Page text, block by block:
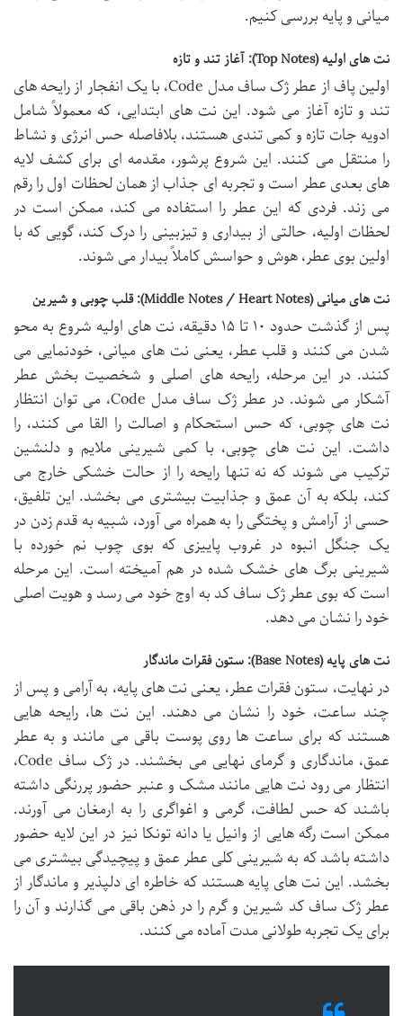
میانی و پایه بررسی کنیم.
نت های اولیه (Top Notes): آغاز تند و تازه
اولین پاف از عطر ژک ساف مدل Code، با یک انفجار از رایحه های
تند و تازه آغاز می شود. این نت های ابتدایی، که معمولاً شامل
ادویه جات تازه و کمی تندی هستند، بلافاصله حس انرژی و نشاط
را منتقل می کنند. این شروع پرشور، مقدمه ای برای کشف لایه
های بعدی عطر است و تجربه ای جذاب از همان لحظات اول را رقم
می زند. فردی که این عطر را استفاده می کند، ممکن است در
لحظات اولیه، حالتی از بیداری و تیزبینی را درک کند، گویی که با
اولین بوی عطر، هوش و حواسش کاملاً بیدار می شوند.
نت های میانی (Middle Notes / Heart Notes): قلب چوبی و شیرین
پس از گذشت حدود ۱۰ تا ۱۵ دقیقه، نت های اولیه شروع به محو
شدن می کنند و قلب عطر، یعنی نت های میانی، خودنمایی می
کنند. در این مرحله، رایحه های اصلی و شخصیت بخش عطر
آشکار می شوند. در عطر ژک ساف مدل Code، می توان انتظار
نت های چوبی، که حس استحکام و اصالت را القا می کنند، را
داشت. این نت های چوبی، با کمی شیرینی ملایم و دلنشین
ترکیب می شوند که نه تنها رایحه را از حالت خشکی خارج می
کند، بلکه به آن عمق و جذابیت بیشتری می بخشد. این تلفیق،
حسی از آرامش و پختگی را به همراه می آورد، شبیه به قدم زدن در
یک جنگل انبوه در غروب پاییزی که بوی چوب نم خورده با
شیرینی برگ های خشک شده در هم آمیخته است. این مرحله
است که بوی عطر ژک ساف کد به اوج خود می رسد و هویت اصلی
خود را نشان می دهد.
نت های پایه (Base Notes): ستون فقرات ماندگار
در نهایت، ستون فقرات عطر، یعنی نت های پایه، به آرامی و پس از
چند ساعت، خود را نشان می دهند. این نت ها، رایحه هایی
هستند که برای ساعت ها روی پوست باقی می مانند و به عطر
عمق، ماندگاری و گرمای نهایی می بخشند. در ژک ساف Code،
انتظار می رود نت هایی مانند مشک و عنبر حضور پررنگی داشته
باشند که حس لطافت، گرمی و اغواگری را به ارمغان می آورند.
ممکن است رگه هایی از وانیل یا دانه تونکا نیز در این لایه حضور
داشته باشد که به شیرینی کلی عطر عمق و پیچیدگی بیشتری می
بخشد. این نت های پایه هستند که خاطره ای دلپذیر و ماندگار از
عطر ژک ساف کد شیرین و گرم را در ذهن باقی می گذارند و آن را
برای یک تجربه طولانی مدت آماده می کنند.